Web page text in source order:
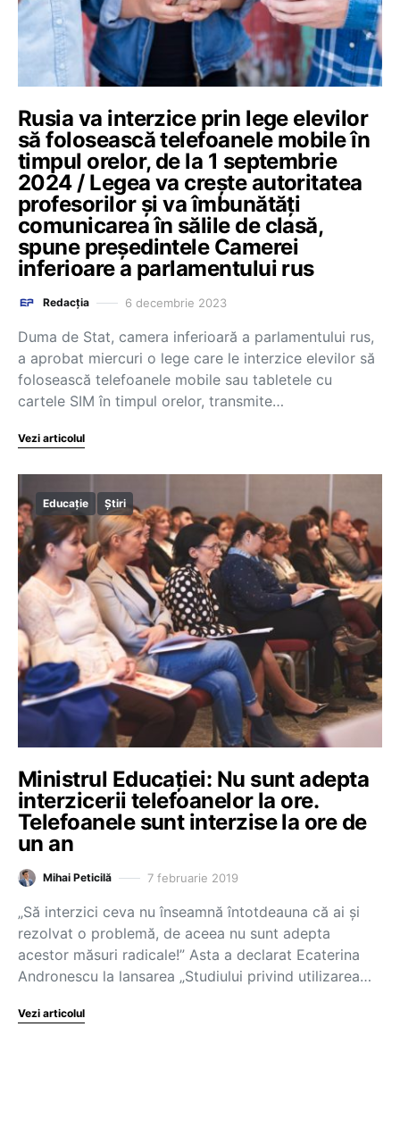
Rusia va interzice prin lege elevilor
să folosească telefoanele mobile în
timpul orelor, de la 1 septembrie
2024 / Legea va creşte autoritatea
profesorilor şi va îmbunătăţi
comunicarea în sălile de clasă,
spune președintele Camerei
inferioare a parlamentului rus
Redacția 6 decembrie 2023
Duma de Stat, camera inferioară a parlamentului rus,
a aprobat miercuri o lege care le interzice elevilor să
folosească telefoanele mobile sau tabletele cu
cartele SIM în timpul orelor, transmite…
Vezi articolul
Educație Știri
Ministrul Educației: Nu sunt adepta
interzicerii telefoanelor la ore.
Telefoanele sunt interzise la ore de
un an
Mihai Peticilă 7 februarie 2019
„Să interzici ceva nu înseamnă întotdeauna că ai şi
rezolvat o problemă, de aceea nu sunt adepta
acestor măsuri radicale!” Asta a declarat Ecaterina
Andronescu la lansarea „Studiului privind utilizarea…
Vezi articolul